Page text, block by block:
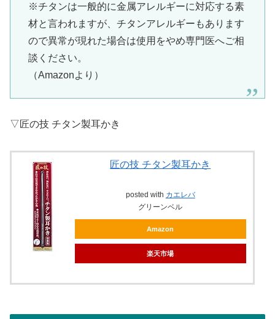
※チタンは一般的に金属アレルギーに対応する素
材と言われますが、チタンアレルギーもあります
ので異常が現れた場合は使用をやめ専門医へご相
談ください。
（Amazonより）
▽匠の技 チタン製耳かき
匠の技 チタン製耳かき
posted with カエレバ
グリーンベル
Amazon
楽天市場